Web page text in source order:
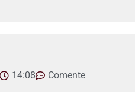
14:08 Comente